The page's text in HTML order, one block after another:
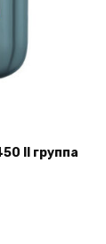
II группа